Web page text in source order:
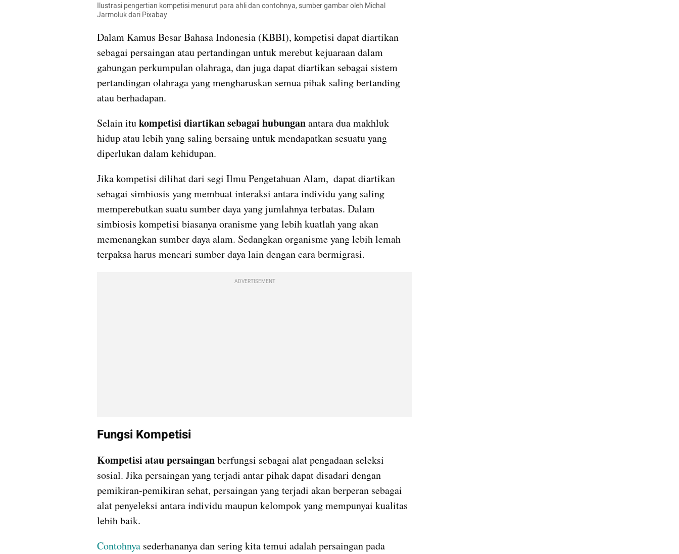
Ilustrasi pengertian kompetisi menurut para ahli dan contohnya, sumber gambar oleh Michal
Jarmoluk dari Pixabay
Dalam Kamus Besar Bahasa Indonesia (KBBI), kompetisi dapat diartikan
sebagai persaingan atau pertandingan untuk merebut kejuaraan dalam
gabungan perkumpulan olahraga, dan juga dapat diartikan sebagai sistem
pertandingan olahraga yang mengharuskan semua pihak saling bertanding
atau berhadapan.
Selain itu kompetisi diartikan sebagai hubungan antara dua makhluk
hidup atau lebih yang saling bersaing untuk mendapatkan sesuatu yang
diperlukan dalam kehidupan.
Jika kompetisi dilihat dari segi Ilmu Pengetahuan Alam,  dapat diartikan
sebagai simbiosis yang membuat interaksi antara individu yang saling
memperebutkan suatu sumber daya yang jumlahnya terbatas. Dalam
simbiosis kompetisi biasanya oranisme yang lebih kuatlah yang akan
memenangkan sumber daya alam. Sedangkan organisme yang lebih lemah
terpaksa harus mencari sumber daya lain dengan cara bermigrasi.
ADVERTISEMENT
Fungsi Kompetisi
Kompetisi atau persaingan berfungsi sebagai alat pengadaan seleksi
sosial. Jika persaingan yang terjadi antar pihak dapat disadari dengan
pemikiran-pemikiran sehat, persaingan yang terjadi akan berperan sebagai
alat penyeleksi antara individu maupun kelompok yang mempunyai kualitas
lebih baik.
Contohnya sederhananya dan sering kita temui adalah persaingan pada